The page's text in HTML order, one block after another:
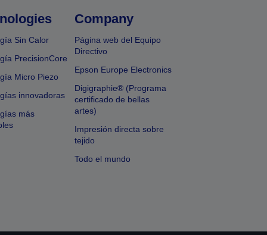
Sin Calor
PrecisionCore
Micro Piezo
innovadoras
más
Company
Página web del Equipo
Directivo
Epson Europe Electronics
Digigraphie® (Programa
certificado de bellas
artes)
Impresión directa sobre
tejido
Todo el mundo